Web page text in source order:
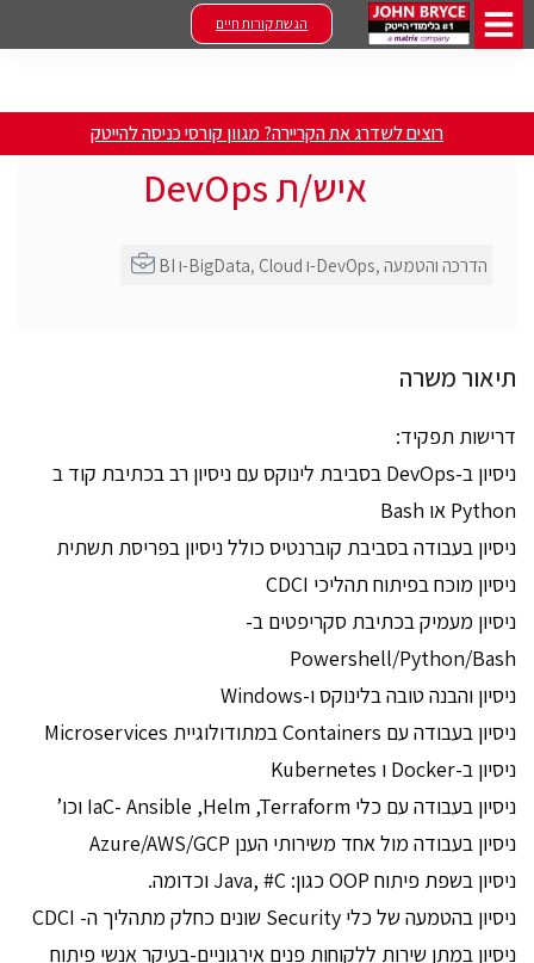
הגשת קורות חיים
רוצים לשדרג את הקריירה? מגוון קורסי כניסה להייטק
איש/ת DevOps
תיאור משרה
דרישות תפקיד:
ניסיון ב-DevOps בסביבת לינוקס עם ניסיון רב בכתיבת קוד ב
Python או Bash
ניסיון בעבודה בסביבת קוברנטיס כולל ניסיון בפריסת תשתית
ניסיון מוכח בפיתוח תהליכי CDCI
ניסיון מעמיק בכתיבת סקריפטים ב-
Powershell/Python/Bash
ניסיון והבנה טובה בלינוקס ו-Windows
ניסיון בעבודה עם Containers במתודולוגיית Microservices
ניסיון ב-Docker ו Kubernetes
ניסיון בעבודה עם כלי IaC- Ansible ,Helm ,Terraform וכו’
ניסיון בעבודה מול אחד משירותי הענן Azure/AWS/GCP
ניסיון בשפת פיתוח OOP כגון: Java, #C וכדומה.
ניסיון בהטמעה של כלי Security שונים כחלק מתהליך ה- CDCI
ניסיון במתן שירות ללקוחות פנים אירגוניים-בעיקר אנשי פיתוח